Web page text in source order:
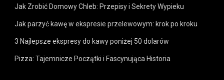
Jak Zrobić Domowy Chleb: Przepisy i Sekrety Wypieku
Jak parzyć kawę w ekspresie przelewowym: krok po kroku
3 Najlepsze ekspresy do kawy poniżej 50 dolarów
Pizza: Tajemnicze Początki i Fascynująca Historia